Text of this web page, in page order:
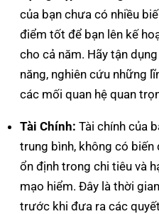
của bạn chưa có nhiều
điểm tốt để bạn lên kế
cho cả năm. Hãy tận
năng, nghiên cứu những
các mối quan hệ quan
Tài Chính: Tài chính của
trung bình, không có
ổn định trong chi tiêu và
mạo hiểm. Đây là thời
trước khi đưa ra các